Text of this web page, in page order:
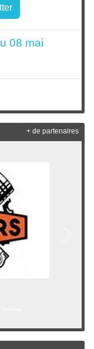
08 mai
+ de partenaires